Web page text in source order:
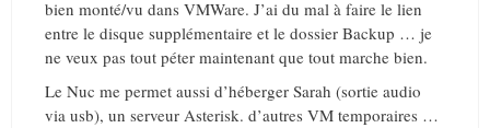
bien monté/vu dans VMWare. J’ai du mal à faire le lien
entre le disque supplémentaire et le dossier Backup … je
ne veux pas tout péter maintenant que tout marche bien.
Le Nuc me permet aussi d’héberger Sarah (sortie audio
via usb), un serveur Asterisk. d’autres VM temporaires …